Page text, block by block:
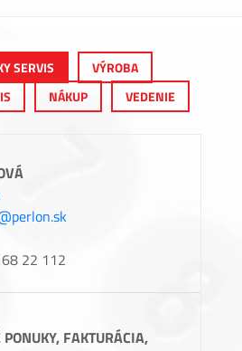
SERVIS
VÝROBA
NÁKUP VEDENIE
22 112
PONUKY, FAKTURÁCIA,